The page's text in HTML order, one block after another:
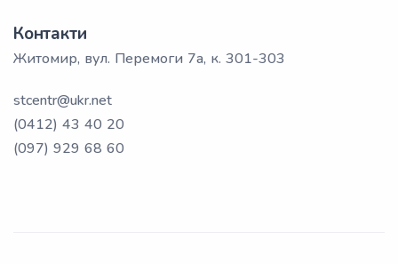
Контакти
Житомир, вул. Перемоги 7а, к. 301-303
stcentr@ukr.net
(0412) 43 40 20
(097) 929 68 60